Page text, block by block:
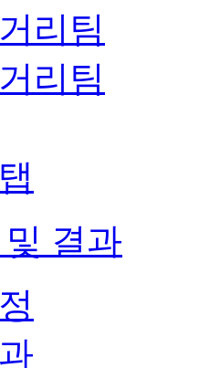
리팀
리팀
결과